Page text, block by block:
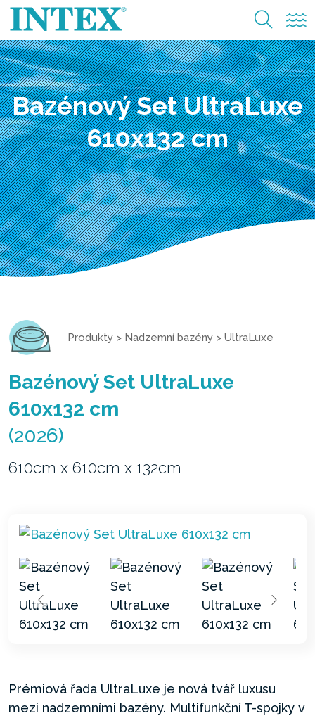
Bazénový Set UltraLuxe
610x132 cm
Produkty > Nadzemní bazény > UltraLuxe
Bazénový Set UltraLuxe
610x132 cm
(2026)
610cm x 610cm x 132cm
Prémiová řada UltraLuxe je nová tvář luxusu
mezi nadzemními bazény. Multifunkční T-spojky v